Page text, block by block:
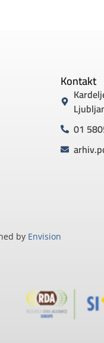
Kontakt
01
by Envision